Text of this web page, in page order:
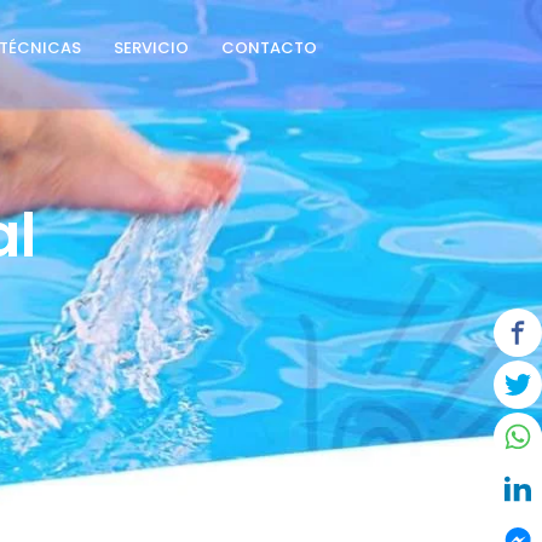
SERVICIO CONTACTO